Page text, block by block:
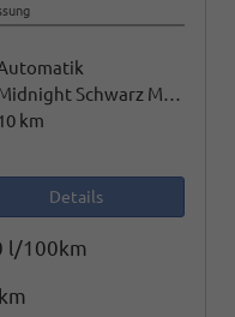
Midnight Schwarz Metallic
km
Details
l/100km